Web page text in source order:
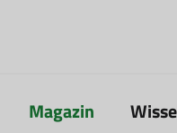
Magazin